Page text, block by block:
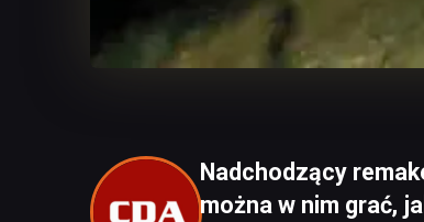
Nadchodzący
można w nim grać,